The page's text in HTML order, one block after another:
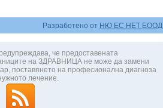
Разработено от НЮ ЕС НЕТ ЕООД
че предоставената
на ЗДРАВНИЦА не може да замени
поставянето на професионална диагноза
лечение.